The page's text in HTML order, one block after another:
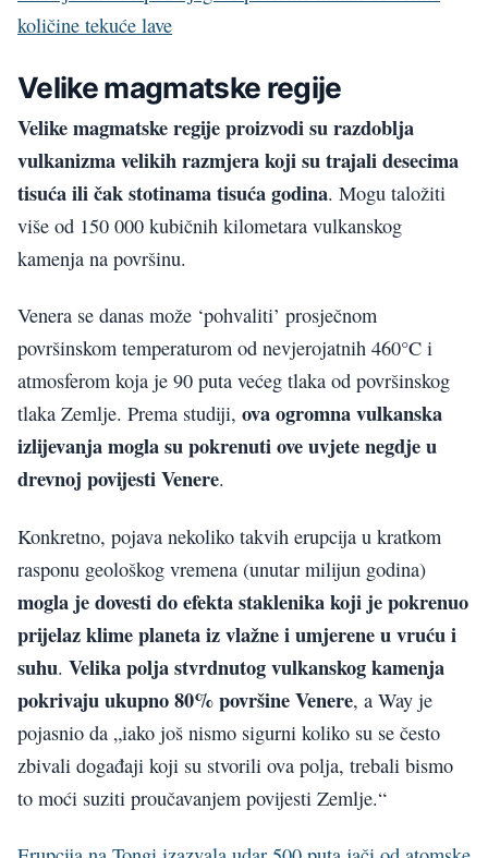
količine tekuće lave
Velike magmatske regije
Velike magmatske regije proizvodi su razdoblja
vulkanizma velikih razmjera koji su trajali desecima
tisuća ili čak stotinama tisuća godina. Mogu taložiti
više od 150 000 kubičnih kilometara vulkanskog
kamenja na površinu.
Venera se danas može ‘pohvaliti’ prosječnom
površinskom temperaturom od nevjerojatnih 460°C i
atmosferom koja je 90 puta većeg tlaka od površinskog
tlaka Zemlje. Prema studiji, ova ogromna vulkanska
izlijevanja mogla su pokrenuti ove uvjete negdje u
drevnoj povijesti Venere.
Konkretno, pojava nekoliko takvih erupcija u kratkom
rasponu geološkog vremena (unutar milijun godina)
mogla je dovesti do efekta staklenika koji je pokrenuo
prijelaz klime planeta iz vlažne i umjerene u vruću i
suhu. Velika polja stvrdnutog vulkanskog kamenja
pokrivaju ukupno 80% površine Venere, a Way je
pojasnio da „iako još nismo sigurni koliko su se često
zbivali događaji koji su stvorili ova polja, trebali bismo
to moći suziti proučavanjem povijesti Zemlje.“